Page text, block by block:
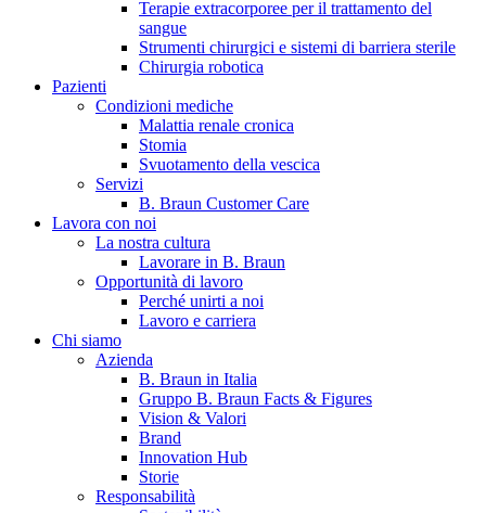
B. Braun in Italia
Scopri chi siamo ed entra nel mondo di B. Braun in Italia: 4
sedi, 4 aziende, più di 700 dipendenti e un Centro di
Eccellenza a livello globale.
Terapie extracorporee per il trattamento del
sangue
Strumenti chirurgici e sistemi di barriera sterile
Chirurgia robotica
Pazienti
Condizioni mediche
Malattia renale cronica
Stomia
Svuotamento della vescica
Servizi
B. Braun Customer Care
Lavora con noi
La nostra cultura
Lavorare in B. Braun
Opportunità di lavoro
Perché unirti a noi
Lavoro e carriera
Chi siamo
Azienda
B. Braun in Italia
Gruppo B. Braun Facts & Figures
Vision & Valori
Brand
Innovation Hub
Storie
Responsabilità